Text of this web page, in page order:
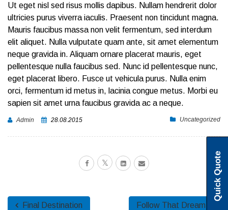
Ut eget nisl sed risus mollis dapibus. Nullam hendrerit dolor
ultricies purus viverra iaculis. Praesent non tincidunt magna.
Mauris faucibus massa non velit fermentum, sed interdum
elit aliquet. Nulla vulputate quam ante, sit amet elementum
neque gravida in. Aliquam ornare placerat mauris, eget
pellentesque nulla faucibus sed. Nunc id pellentesque nunc,
eget placerat libero. Fusce ut vehicula purus. Nulla enim
orci, fermentum id metus in, lacinia congue metus. Morbi eu
sapien sit amet urna faucibus gravida ac a neque.
Admin 28.08.2015 Uncategorized
Final Destination Follow That Dream
Quick Quote